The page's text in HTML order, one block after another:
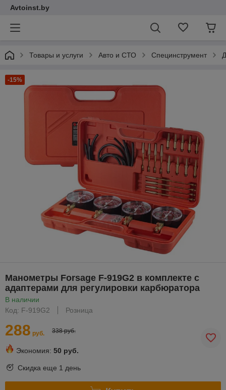
Avtoinst.by
Товары и услуги Авто и СТО Специнструмент
-15%
Манометры Forsage F-919G2 в комплекте с
адаптерами для регулировки карбюратора
В наличии
Код: F-919G2
Розница
288 руб. 338 руб.
Экономия: 50 руб.
Скидка еще 1 день